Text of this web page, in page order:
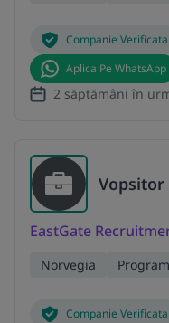
Companie Verificata
Aplica Pe WhatsApp
2 săptămâni în
EastGate
Norvegia
Companie Verificata